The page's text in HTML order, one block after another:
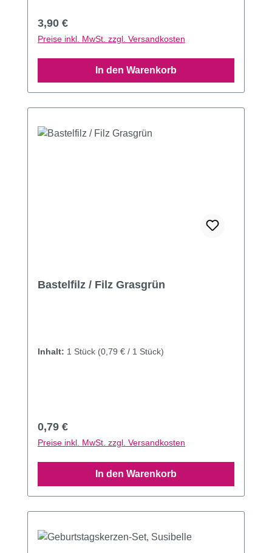
Regulärer Preis:
3,90 €
Preise inkl. MwSt. zzgl. Versandkosten
In den Warenkorb
Bastelfilz / Filz Grasgrün
Inhalt: 1 Stück (0,79 € / 1 Stück)
Regulärer Preis:
0,79 €
Preise inkl. MwSt. zzgl. Versandkosten
In den Warenkorb